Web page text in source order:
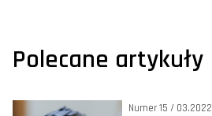
Polecane artykuły
Numer 15 / 03.2022